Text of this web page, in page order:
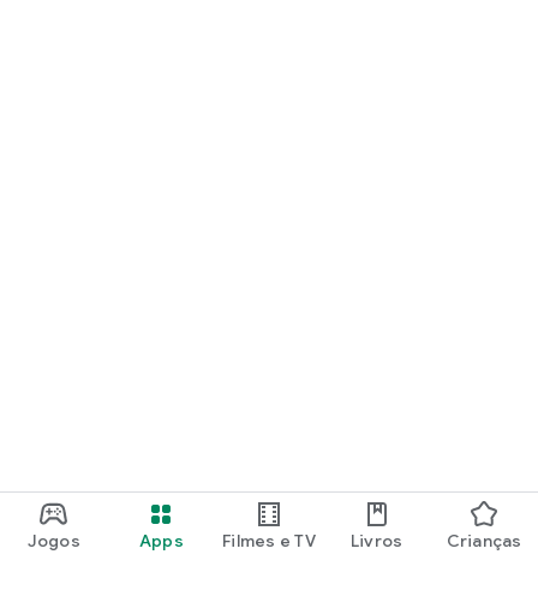
Jogos Apps Filmes e TV Livros Crianças